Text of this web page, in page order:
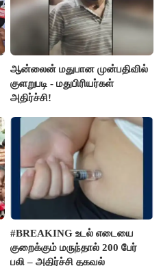
ஆன்லைன் மதுபான முன்பதிவில்
குளறுபடி - மதுபிரியர்கள்
அதிர்ச்சி!
#BREAKING உடல் எடையை
குறைக்கும் மருந்தால் 200 பேர்
பலி – அதிர்ச்சி தகவல்